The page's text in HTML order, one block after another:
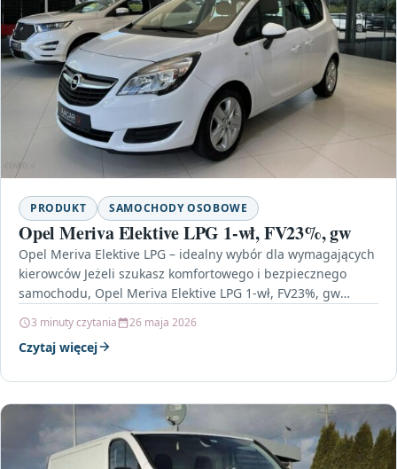
PRODUKT SAMOCHODY OSOBOWE
Opel Meriva Elektive LPG 1-wł, FV23%, gw
Opel Meriva Elektive LPG – idealny wybór dla wymagających
kierowców Jeżeli szukasz komfortowego i bezpiecznego
samochodu, Opel Meriva Elektive LPG 1-wł, FV23%, gw
3 minuty czytania 26 maja 2026
Czytaj więcej